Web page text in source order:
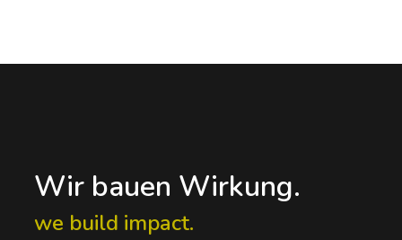
Wir bauen Wirkung.
we build impact.